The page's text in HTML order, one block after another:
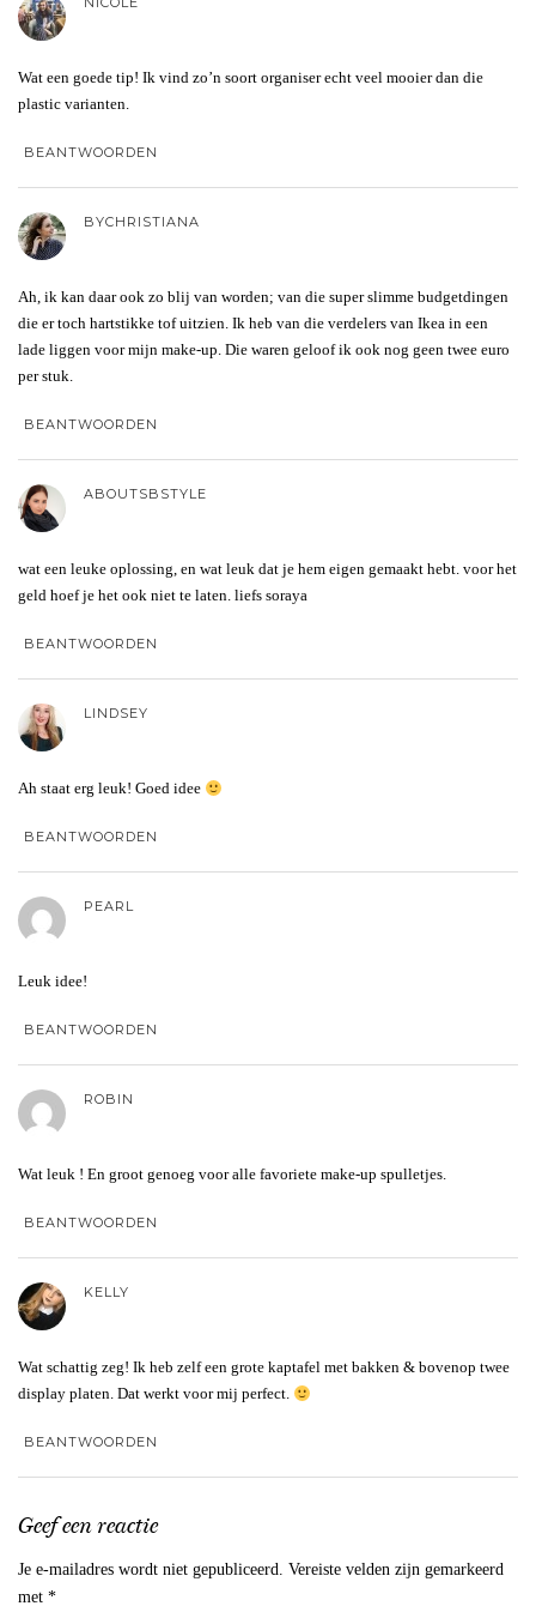
Wat een goede tip! Ik vind zo’n soort organiser echt veel mooier dan die
plastic varianten.
BEANTWOORDEN
BYCHRISTIANA
Ah, ik kan daar ook zo blij van worden; van die super slimme budgetdingen
die er toch hartstikke tof uitzien. Ik heb van die verdelers van Ikea in een
lade liggen voor mijn make-up. Die waren geloof ik ook nog geen twee euro
per stuk.
BEANTWOORDEN
ABOUTSBSTYLE
wat een leuke oplossing, en wat leuk dat je hem eigen gemaakt hebt. voor het
geld hoef je het ook niet te laten. liefs soraya
BEANTWOORDEN
LINDSEY
Ah staat erg leuk! Goed idee
BEANTWOORDEN
PEARL
Leuk idee!
BEANTWOORDEN
ROBIN
Wat leuk ! En groot genoeg voor alle favoriete make-up spulletjes.
BEANTWOORDEN
KELLY
Wat schattig zeg! Ik heb zelf een grote kaptafel met bakken & bovenop twee
display platen. Dat werkt voor mij perfect.
BEANTWOORDEN
Geef een reactie
Je e-mailadres wordt niet gepubliceerd. Vereiste velden zijn gemarkeerd
met *